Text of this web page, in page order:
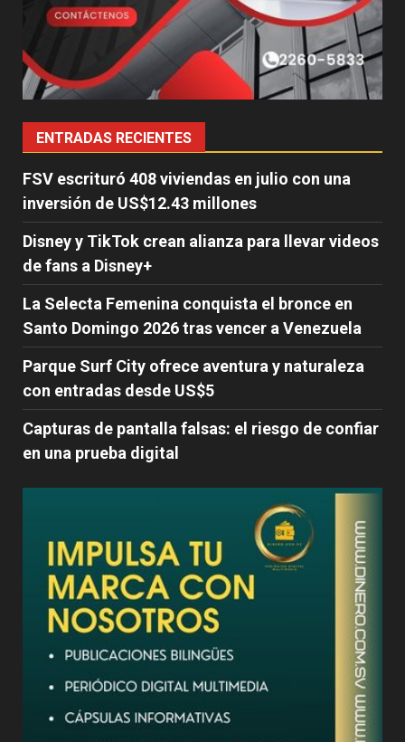
ENTRADAS RECIENTES
FSV escrituró 408 viviendas en julio con una
inversión de US$12.43 millones
Disney y TikTok crean alianza para llevar videos
de fans a Disney+
La Selecta Femenina conquista el bronce en
Santo Domingo 2026 tras vencer a Venezuela
Parque Surf City ofrece aventura y naturaleza
con entradas desde US$5
Capturas de pantalla falsas: el riesgo de confiar
en una prueba digital